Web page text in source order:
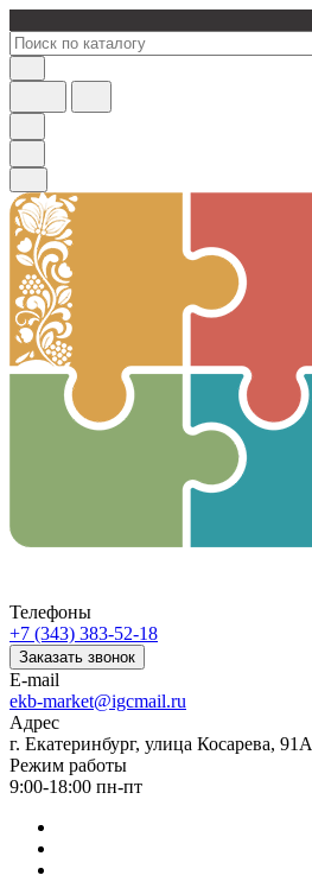
Телефоны
+7 (343) 383-52-18
Заказать звонок
E-mail
ekb-market@igcmail.ru
Адрес
г. Екатеринбург, улица Косарева, 91А
Режим работы
9:00-18:00 пн-пт